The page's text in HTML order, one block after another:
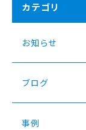
カテゴリ
お知らせ
ブログ
事例